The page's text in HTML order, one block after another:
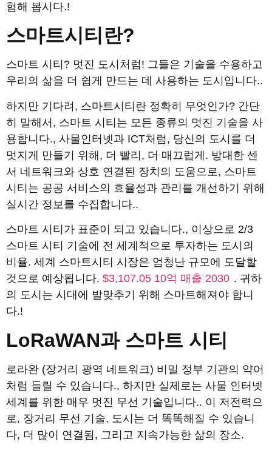
험해 봅시다.!
스마트시티란?
스마트 시티? 멋진 도시처럼! 그들은 기술을 수용하고
우리의 삶을 더 쉽게 만드는 데 사용하는 도시입니다..
하지만 기다려, 스마트시티란 정확히 무엇인가? 간단
히 말해서, 스마트 시티는 모든 종류의 멋진 기술을 사
용합니다., 사물인터넷과 ICT처럼, 당신의 도시를 더
멋지게 만들기 위해, 더 빨리, 더 매끄럽게. 방대한 센
서 네트워크와 상호 연결된 장치의 도움으로, 스마트
시티는 공공 서비스의 효율성과 관리를 개선하기 위해
실시간 정보를 수집합니다..
스마트 시티가 표준이 되고 있습니다., 이상으로 2/3
스마트 시티 기술에 전 세계적으로 투자하는 도시의
비율. 세계 스마트시티 시장은 엄청난 규모에 도달할
것으로 예상됩니다. $3,107.05 10억 매출 2030 . 귀하
의 도시는 시대에 발맞추기 위해 스마트해져야 합니
다.!
LoRaWAN과 스마트 시티
로라완 (장거리 광역 네트워크) 비밀 정부 기관의 약어
처럼 들릴 수 있습니다., 하지만 실제로는 사물 인터넷
세계를 위한 매우 멋진 무선 기술입니다.. 이 저전력으
로, 장거리 무선 기술, 도시는 더 똑똑해질 수 있습니
다, 더 많이 연결됨, 그리고 지속가능한 삶의 장소.